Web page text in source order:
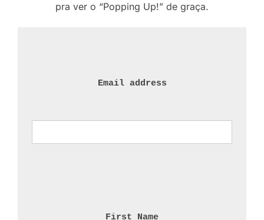
pra ver o “Popping Up!” de graça.
Email address
First Name